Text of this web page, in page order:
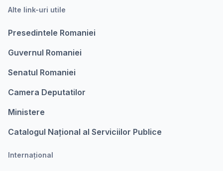
Alte link-uri utile
Presedintele Romaniei
Guvernul Romaniei
Senatul Romaniei
Camera Deputatilor
Ministere
Catalogul Național al Serviciilor Publice
Internațional